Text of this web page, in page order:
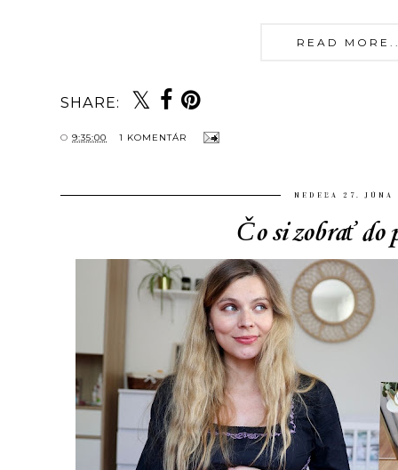
READ
SHARE:
O 9:35:00 1 KOMENTÁR
NEDEĽA 27. JÚNA
Čo si zobrať do